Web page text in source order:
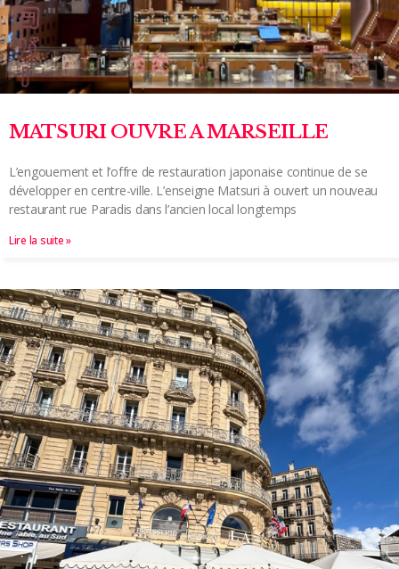
MATSURI OUVRE A MARSEILLE
L’engouement et l’offre de restauration japonaise continue de se
développer en centre-ville. L’enseigne Matsuri à ouvert un nouveau
restaurant rue Paradis dans l’ancien local longtemps
Lire la suite »